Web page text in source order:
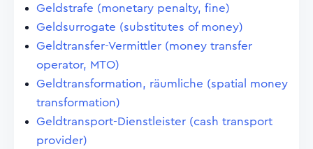
Geldstrafe (monetary penalty, fine)
Geldsurrogate (substitutes of money)
Geldtransfer-Vermittler (money transfer
operator, MTO)
Geldtransformation, räumliche (spatial money
transformation)
Geldtransport-Dienstleister (cash transport
provider)